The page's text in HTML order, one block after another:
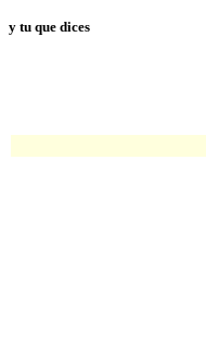
y tu que dices